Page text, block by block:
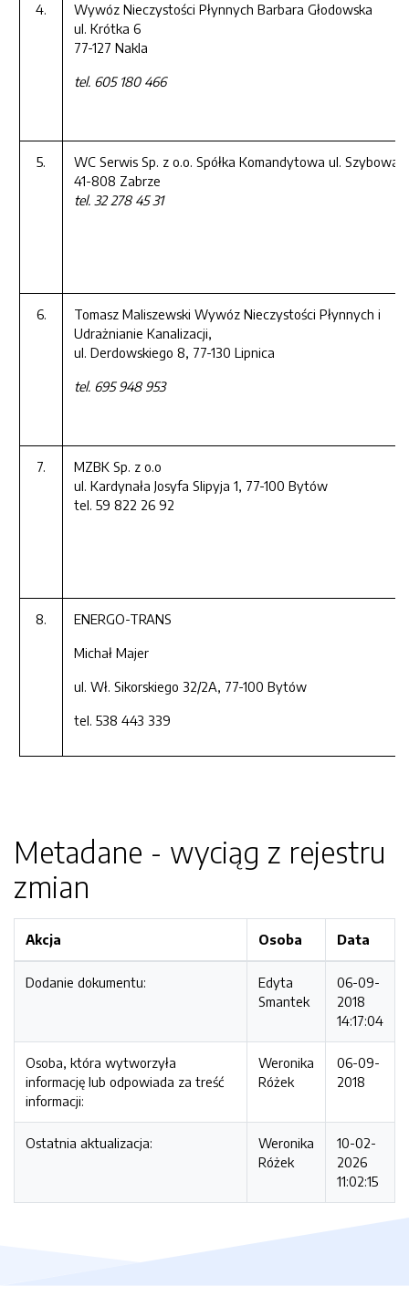
4.
Wywóz Nieczystości Płynnych Barbara Głodowska
ul. Krótka 6
77-127 Nakla
tel. 605 180 466
5.
WC Serwis Sp. z o.o. Spółka Komandytowa ul. Szybowa 2
41-808 Zabrze
tel. 32 278 45 31
6.
Tomasz Maliszewski Wywóz Nieczystości Płynnych i
Udrażnianie Kanalizacji,
ul. Derdowskiego 8, 77-130 Lipnica
tel. 695 948 953
7.
MZBK Sp. z o.o
ul. Kardynała Josyfa Slipyja 1, 77-100 Bytów
tel. 59 822 26 92
8. ENERGO-TRANS
Michał Majer
ul. Wł. Sikorskiego 32/2A, 77-100 Bytów
tel. 538 443 339
Metadane - wyciąg z rejestru
zmian
Akcja Osoba Data
Dodanie dokumentu:
Edyta
Smantek
06-09-
2018
14:17:04
Osoba, która wytworzyła
informację lub odpowiada za treść
informacji:
Weronika
Różek
06-09-
2018
Ostatnia aktualizacja:
Weronika
Różek
10-02-
2026
11:02:15